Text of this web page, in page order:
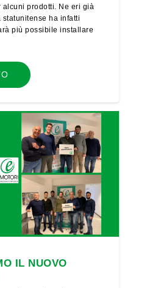
alcuni prodotti. Ne eri già
statunitense ha infatti
più possibile installare
IL NUOVO